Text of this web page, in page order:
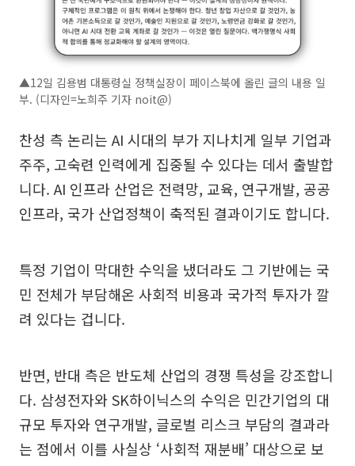
▲12일 김용범 대통령실 정책실장이 페이스북에 올린 글의 내용 일
부. (디자인=노희주 기자 noit@)
찬성 측 논리는 AI 시대의 부가 지나치게 일부 기업과
주주, 고숙련 인력에게 집중될 수 있다는 데서 출발합
니다. AI 인프라 산업은 전력망, 교육, 연구개발, 공공
인프라, 국가 산업정책이 축적된 결과이기도 합니다.
특정 기업이 막대한 수익을 냈더라도 그 기반에는 국
민 전체가 부담해온 사회적 비용과 국가적 투자가 깔
려 있다는 겁니다.
반면, 반대 측은 반도체 산업의 경쟁 특성을 강조합니
다. 삼성전자와 SK하이닉스의 수익은 민간기업의 대
규모 투자와 연구개발, 글로벌 리스크 부담의 결과라
는 점에서 이를 사실상 ‘사회적 재분배’ 대상으로 보